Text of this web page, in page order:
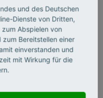
begleitet den Stifterverband
als Beiratsmitglied. Ein
die Herausforderungen
Klimawandel reagieren –
zur
und des Deutschen
Dienste von Dritten,
Abspielen von
Bereitstellen einer
einverstanden und
mit Wirkung für die